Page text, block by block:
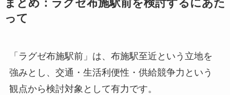
まとめ：ラグゼ布施駅前を検討するにあた
って
「ラグゼ布施駅前」は、布施駅至近という立地を
強みとし、交通・生活利便性・供給競争力という
観点から検討対象として有力です。